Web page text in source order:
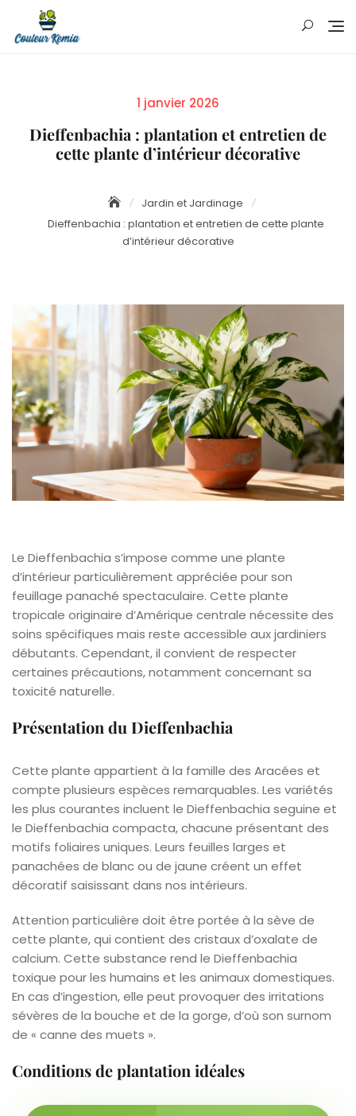
content
Posted
1 janvier 2026
Dieffenbachia : plantation et entretien de
cette plante d’intérieur décorative
Jardin et Jardinage
Dieffenbachia : plantation et entretien de cette plante
d’intérieur décorative
Le Dieffenbachia s’impose comme une plante
d’intérieur particulièrement appréciée pour son
feuillage panaché spectaculaire. Cette plante
tropicale originaire d’Amérique centrale nécessite des
soins spécifiques mais reste accessible aux jardiniers
débutants. Cependant, il convient de respecter
certaines précautions, notamment concernant sa
toxicité naturelle.
Présentation du Dieffenbachia
Cette plante appartient à la famille des Aracées et
compte plusieurs espèces remarquables. Les variétés
les plus courantes incluent le Dieffenbachia seguine et
le Dieffenbachia compacta, chacune présentant des
motifs foliaires uniques. Leurs feuilles larges et
panachées de blanc ou de jaune créent un effet
décoratif saisissant dans nos intérieurs.
Attention particulière doit être portée à la sève de
cette plante, qui contient des cristaux d’oxalate de
calcium. Cette substance rend le Dieffenbachia
toxique pour les humains et les animaux domestiques.
En cas d’ingestion, elle peut provoquer des irritations
sévères de la bouche et de la gorge, d’où son surnom
de « canne des muets ».
Conditions de plantation idéales